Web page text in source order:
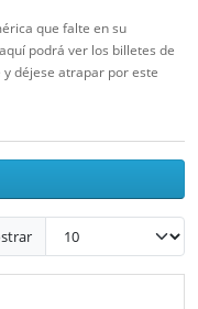
que falte en su
podrá ver los billetes de
déjese atrapar por este